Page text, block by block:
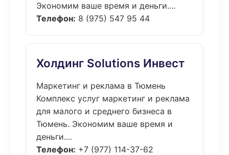
Экономим ваше время и деньги....
Телефон: 8 (975) 547 95 44
Холдинг Solutions Инвест
Маркетинг и реклама в Тюмень
Комплекс услуг маркетинг и реклама
для малого и среднего бизнеса в
Тюмень. Экономим ваше время и
деньги....
Телефон: +7 (977) 114-37-62